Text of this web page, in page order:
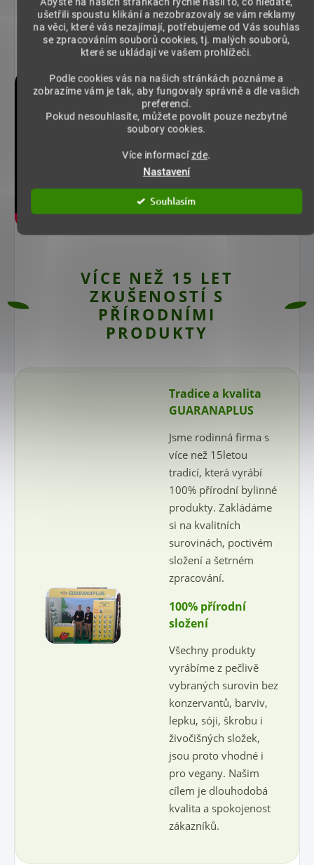
ušetřili spoustu klikání a nezobrazovaly se vám reklamy
na věci, které vás nezajímají, potřebujeme od Vás souhlas
se zpracováním souborů cookies, tj. malých souborů,
které se ukládají ve vašem prohlížeči.
Podle cookies vás na našich stránkách poznáme a
zobrazíme vám je tak, aby fungovaly správně a dle vašich
preferencí.
Pokud nesouhlasíte, můžete povolit pouze nezbytné
soubory cookies.
Více informacízde.
Nastavení
Souhlasím
Pro koho je produkt nevhodný a jak
jej skladovat?
VÍCE NEŽ 15 LET
ZKUŠENOSTÍ S
PŘÍRODNÍMI
PRODUKTY
Tradice a kvalita
GUARANAPLUS
Jsme rodinná firma s
více než 15letou
tradicí, která vyrábí
100% přírodní bylinné
produkty. Zakládáme
si na kvalitních
surovinách, poctivém
složení a šetrném
zpracování.
100% přírodní
složení
Všechny produkty
vyrábíme z pečlivě
vybraných surovin bez
konzervantů, barviv,
lepku, sóji, škrobu i
živočišných složek,
jsou proto vhodné i
pro vegany. Našim
cílem je dlouhodobá
kvalita a spokojenost
zákazníků.